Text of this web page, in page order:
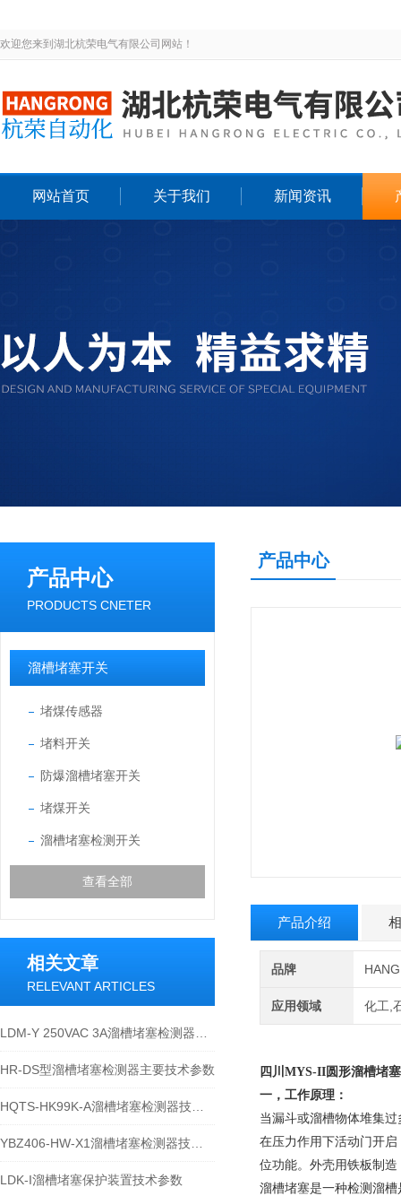
欢迎您来到湖北杭荣电气有限公司网站！
网站首页 关于我们 新闻资讯
产品中心
PRODUCTS CNETER
溜槽堵塞开关
堵煤传感器
堵料开关
防爆溜槽堵塞开关
堵煤开关
溜槽堵塞检测开关
查看全部
相关文章
RELEVANT ARTICLES
HR-DS型溜槽堵塞检测器主要技术参数
LDK-I溜槽堵塞保护装置技术参数
产品中心
产品介绍
品牌
应用领域 化工,
四川MYS-II圆形溜槽堵
一，工作原理：
当漏斗或溜槽物体堆集
在压力作用下活动门开
位功能。外壳用铁板制
溜槽堵塞是一种检测溜